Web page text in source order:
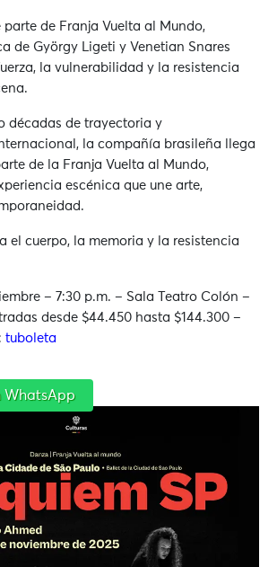
parte de Franja Vuelta al Mundo,
de György Ligeti y Venetian Snares
la vulnerabilidad y la resistencia
décadas de trayectoria y
la compañía brasileña llega
de la Franja Vuelta al Mundo,
escénica que une arte,
el cuerpo, la memoria y la resistencia
– 7:30 p.m. – Sala Teatro Colón –
desde $44.450 hasta $144.300 –
tuboleta
WhatsApp